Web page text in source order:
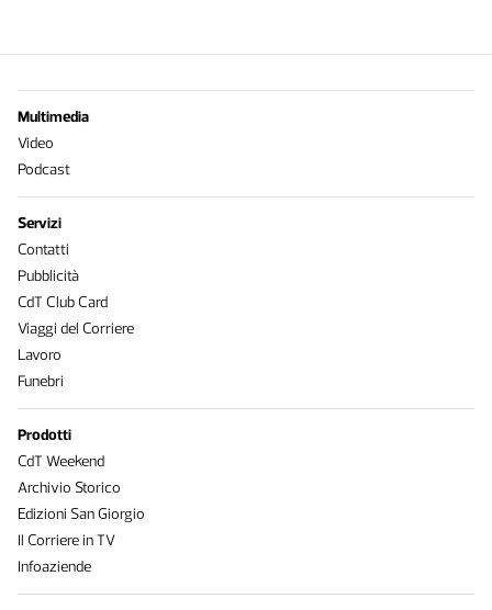
Multimedia
Video
Podcast
Servizi
Contatti
Pubblicità
CdT Club Card
Viaggi del Corriere
Lavoro
Funebri
Prodotti
CdT Weekend
Archivio Storico
Edizioni San Giorgio
Il Corriere in TV
Infoaziende